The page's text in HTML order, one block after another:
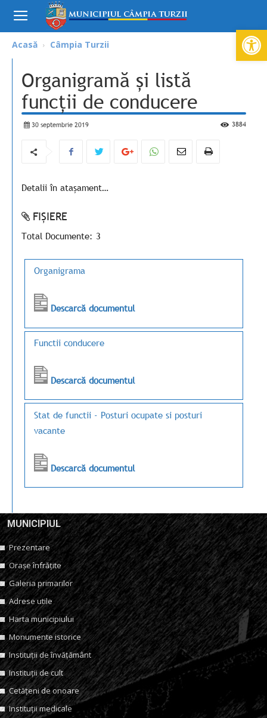
Deschide
Acasă Câmpia Turzii
Organigramă și listă
funcții de conducere
30 septembrie 2019 3884
Detalii în atașament…
FIȘIERE
Total Documente: 3
Organigrama
Descarcă documentul
Functii conducere
Descarcă documentul
Stat de functii - Posturi ocupate si posturi
vacante
Descarcă documentul
MUNICIPIUL
Prezentare
Orașe înfrățite
Galeria primarilor
Adrese utile
Harta municipiului
Monumente istorice
Instituții de învățământ
Instituții de cult
Cetățeni de onoare
Instituții medicale